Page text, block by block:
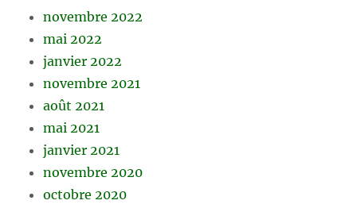
novembre 2022
mai 2022
janvier 2022
novembre 2021
août 2021
mai 2021
janvier 2021
novembre 2020
octobre 2020